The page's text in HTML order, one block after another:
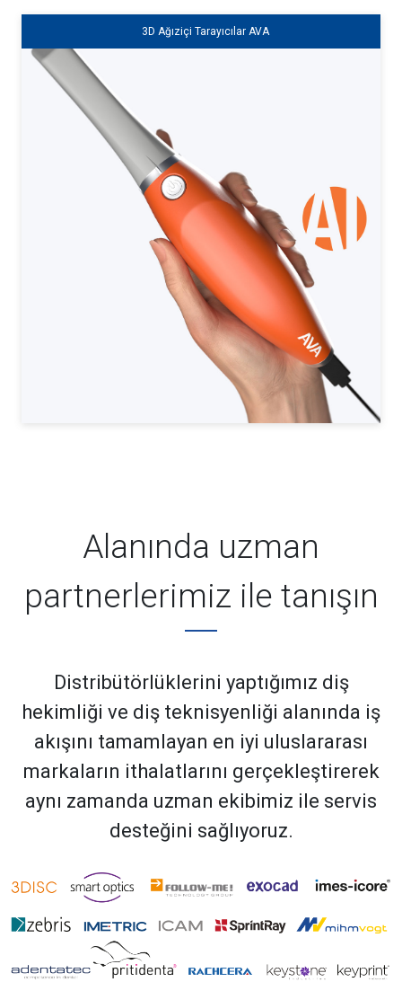
3D Ağıziçi Tarayıcılar AVA
Alanında uzman
partnerlerimiz ile tanışın
Distribütörlüklerini yaptığımız diş
hekimliği ve diş teknisyenliği alanında iş
akışını tamamlayan en iyi uluslararası
markaların ithalatlarını gerçekleştirerek
aynı zamanda uzman ekibimiz ile servis
desteğini sağlıyoruz.